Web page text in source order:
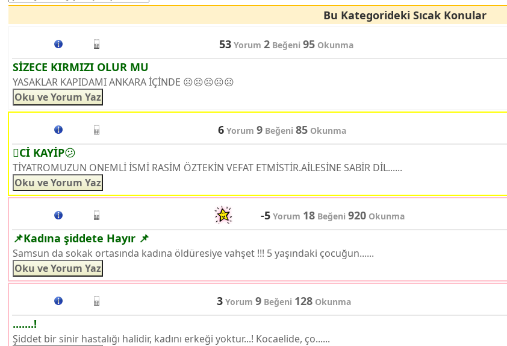
Bu Kategorideki Sıcak Konular
53 Yorum 2 Beğeni 95 Okunma
SİZECE KIRMIZI OLUR MU
YASAKLAR KAPIDAMI ANKARA İÇİNDE ☹️☹️☹️☹️☹️
6 Yorum 9 Beğeni 85 Okunma
󞅚Cİ KAYİP😕
TİYATROMUZUN ONEMLİ İSMİ RASİM ÖZTEKİN VEFAT ETMİSTİR.AİLESİNE SABİR DİL......
-5 Yorum 18 Beğeni 920 Okunma
📌Kadına şiddete Hayır 📌
Samsun da sokak ortasında kadına öldüresiye vahşet !!! 5 yaşındaki çocuğun......
3 Yorum 9 Beğeni 128 Okunma
.......!
Şiddet bir sinir hastalığı halidir, kadını erkeği yoktur...! Kocaelide, ço......